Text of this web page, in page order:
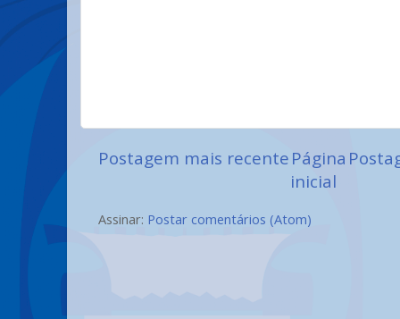
Postagem mais recentePágina
inicial
Assinar: Postar comentários (Atom)